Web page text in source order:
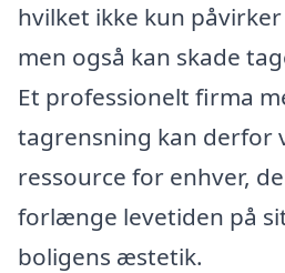
hvilket ikke kun
men også kan skade
Et professionelt firma
tagrensning kan
ressource for enhver,
forlænge levetiden på
boligens æstetik.